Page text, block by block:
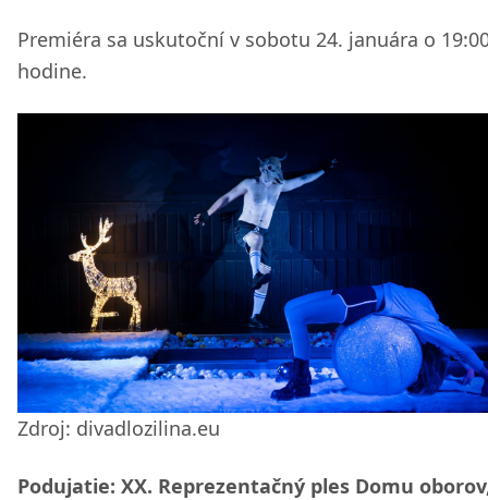
Premiéra sa uskutoční v sobotu 24. januára o
hodine.
Zdroj: divadlozilina.eu
Podujatie: XX. Reprezentačný ples Domu